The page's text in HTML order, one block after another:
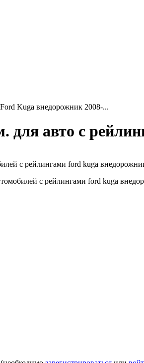
Kuga внедорожник 2008-...
авто с